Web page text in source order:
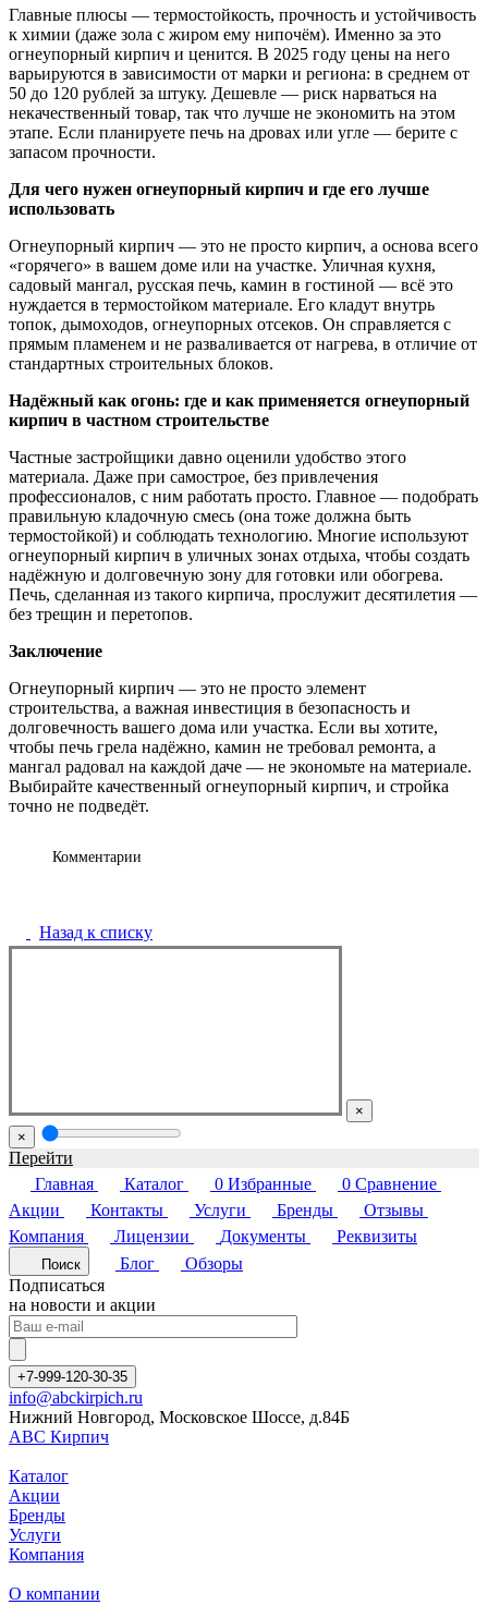
Главные плюсы — термостойкость, прочность и устойчивость
к химии (даже зола с жиром ему нипочём). Именно за это
огнеупорный кирпич и ценится. В 2025 году цены на него
варьируются в зависимости от марки и региона: в среднем от
50 до 120 рублей за штуку. Дешевле — риск нарваться на
некачественный товар, так что лучше не экономить на этом
этапе. Если планируете печь на дровах или угле — берите с
запасом прочности.
Для чего нужен огнеупорный кирпич и где его лучше
использовать
Огнеупорный кирпич — это не просто кирпич, а основа всего
«горячего» в вашем доме или на участке. Уличная кухня,
садовый мангал, русская печь, камин в гостиной — всё это
нуждается в термостойком материале. Его кладут внутрь
топок, дымоходов, огнеупорных отсеков. Он справляется с
прямым пламенем и не разваливается от нагрева, в отличие от
стандартных строительных блоков.
Надёжный как огонь: где и как применяется огнеупорный
кирпич в частном строительстве
Частные застройщики давно оценили удобство этого
материала. Даже при самострое, без привлечения
профессионалов, с ним работать просто. Главное — подобрать
правильную кладочную смесь (она тоже должна быть
термостойкой) и соблюдать технологию. Многие используют
огнеупорный кирпич в уличных зонах отдыха, чтобы создать
надёжную и долговечную зону для готовки или обогрева.
Печь, сделанная из такого кирпича, прослужит десятилетия —
без трещин и перетопов.
Заключение
Огнеупорный кирпич — это не просто элемент
строительства, а важная инвестиция в безопасность и
долговечность вашего дома или участка. Если вы хотите,
чтобы печь грела надёжно, камин не требовал ремонта, а
мангал радовал на каждой даче — не экономьте на материале.
Выбирайте качественный огнеупорный кирпич, и стройка
точно не подведёт.
Комментарии
Назад к списку
×
×
Перейти
Главная
Каталог 0 Избранные 0 Сравнение
Акции
Контакты Услуги Бренды
Отзывы
Компания
Лицензии Документы Реквизиты
Поиск Блог
Обзоры
Подписаться
на новости и акции
+7-999-120-30-35
info@abckirpich.ru
Нижний Новгород, Московское Шоссе, д.84Б
АВС Кирпич
Каталог
Акции
Бренды
Услуги
Компания
О компании